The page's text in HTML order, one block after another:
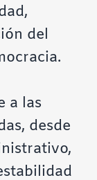
del
a las
desde